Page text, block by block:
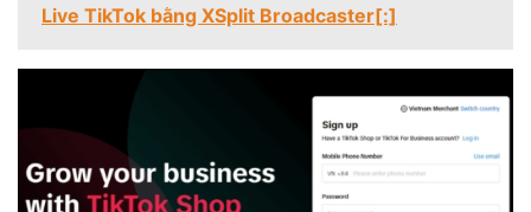
Live TikTok bằng XSplit Broadcaster[:]